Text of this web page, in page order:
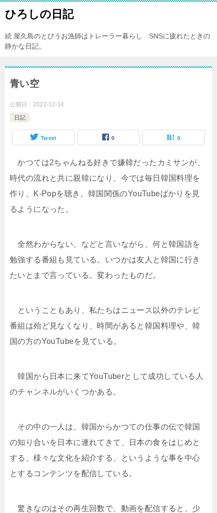
ひろしの日記
続 屋久島のとびうお漁師はトレーラー暮らし SNSに疲れたときの
静かな日記。
青い空
公開日： 2023-12-14
日記
Tweet 0 0
かつては2ちゃんねる好きで嫌韓だったカミサンが、
時代の流れと共に親韓になり、今では毎日韓国料理を
作り、K-Popを聴き、韓国関係のYouTubeばかりを見
るようになった。
全然わからない、などと言いながら、何と韓国語を
勉強する番組も見ている。いつかは友人と韓国に行き
たいとまで言っている。変わったものだ。
ということもあり、私たちはニュース以外のテレビ
番組は殆ど見なくなり、時間があると韓国料理や、韓
国の方のYouTubeを見ている。
韓国から日本に来てYouTuberとして成功している人
のチャンネルがいくつかある。
その中の一人は、韓国からかつての仕事の伝で韓国
の知り合いを日本に連れてきて、日本の食をはじめと
する、様々な文化を紹介する、というような事を中心
とするコンテンツを配信している。
驚きなのはその再生回数で、動画を配信すると、少